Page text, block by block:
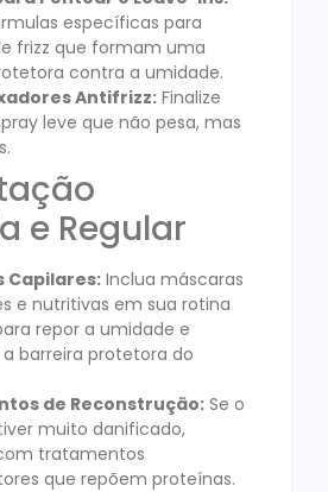
específicas para
frizz que formam uma
contra a umidade.
Antifrizz: Finalize
leve que não pesa, mas
e Regular
Capilares: Inclua máscaras
e nutritivas em sua rotina
repor a umidade e
barreira protetora do
de Reconstrução: Se o
muito danificado,
tratamentos
que repõem proteínas.